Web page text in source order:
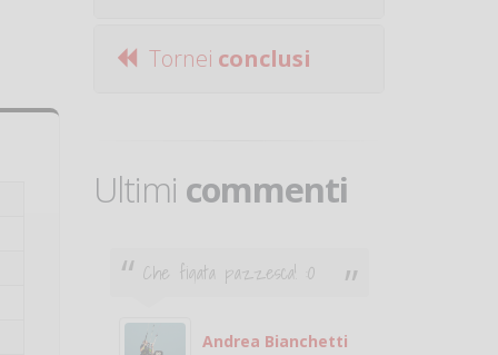
Tornei conclusi
Ultimi commenti
Che figata pazzesca! :O
Andrea Bianchetti